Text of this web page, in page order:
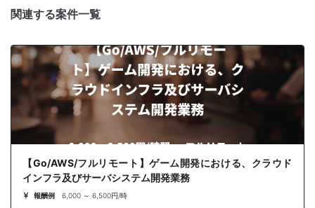
関連する案件一覧
【Go/AWS/フルリモート】ゲーム開発における、クラウド
インフラ及びサーバシステム開発業務
報酬例 6,000 ～ 6,500円/時